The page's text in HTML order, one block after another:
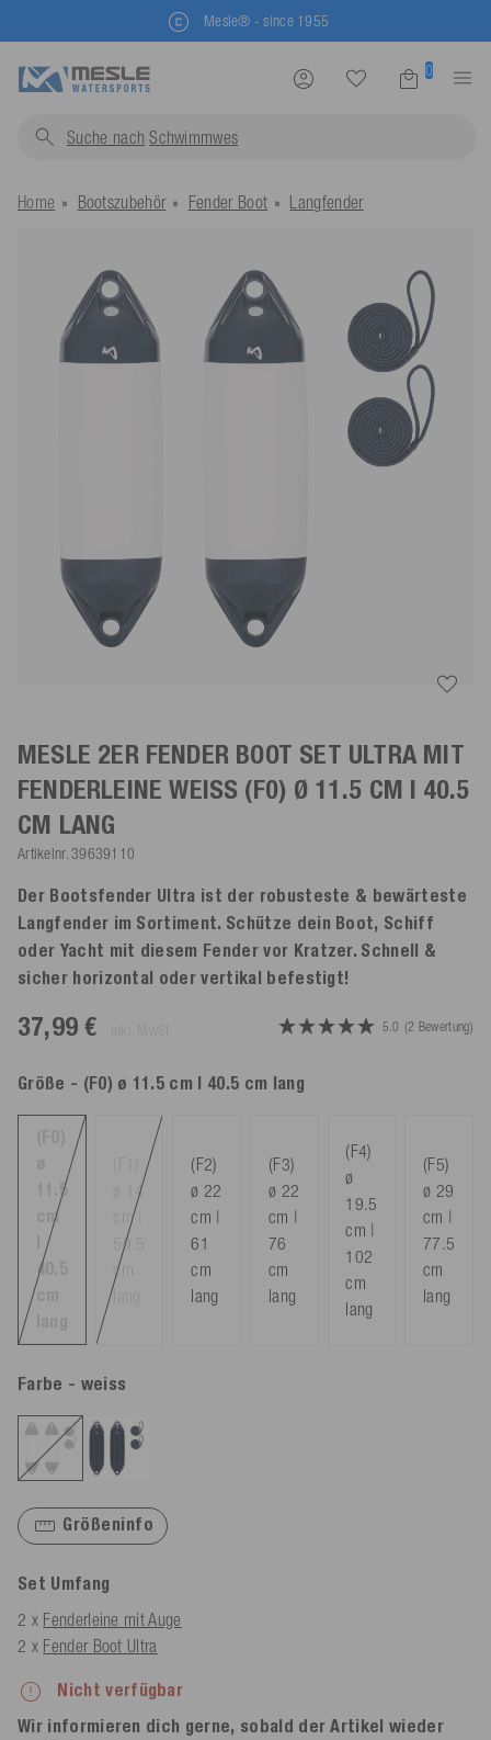
Mesle® - since 1955
0
Suche nach Schwimmwesten...
Home Bootszubehör Fender Boot Langfender
MESLE 2ER FENDER BOOT SET ULTRA MIT
FENDERLEINEWEISS (F0) Ø 11.5 CM | 40.5
CM LANG
Artikelnr. 39639110
Der Bootsfender Ultra ist der robusteste & bewärteste
Langfender im Sortiment. Schütze dein Boot, Schiff
oder Yacht mit diesem Fender vor Kratzer. Schnell &
sicher horizontal oder vertikal befestigt!
37,99 € 5.0 (2 Bewertung)
Größe - (F0) ø 11.5 cm | 40.5 cm lang
11.5
cm
40.5
cm
ø 14
cm |
59.5
cm
(F2)
ø 22
cm |
61
cm
lang
(F3)
ø 22
cm |
76
cm
lang
(F4)
ø
19.5
cm |
102
cm
lang
(F5)
ø 29
cm |
77.5
cm
lang
Farbe - weiss
Größeninfo
Set Umfang
2 x Fenderleine mit Auge
2 x Fender Boot Ultra
Nicht verfügbar
Wir informieren dich gerne, sobald der Artikel wieder